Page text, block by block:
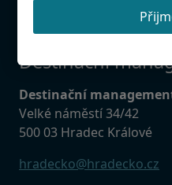
Destinační
Destinační
Velké náměstí 34/42
500 03 Hradec Králové
hradecko@hradecko.cz